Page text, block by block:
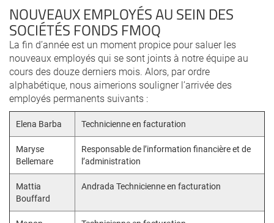
NOUVEAUX EMPLOYÉS AU SEIN DES
SOCIÉTÉS FONDS FMOQ
La fin d’année est un moment propice pour saluer les
nouveaux employés qui se sont joints à notre équipe au
cours des douze derniers mois. Alors, par ordre
alphabétique, nous aimerions souligner l’arrivée des
employés permanents suivants :
Elena Barba Technicienne en facturation
Maryse
Bellemare
Responsable de l’information financière et de
l’administration
Mattia
Bouffard
Andrada Technicienne en facturation